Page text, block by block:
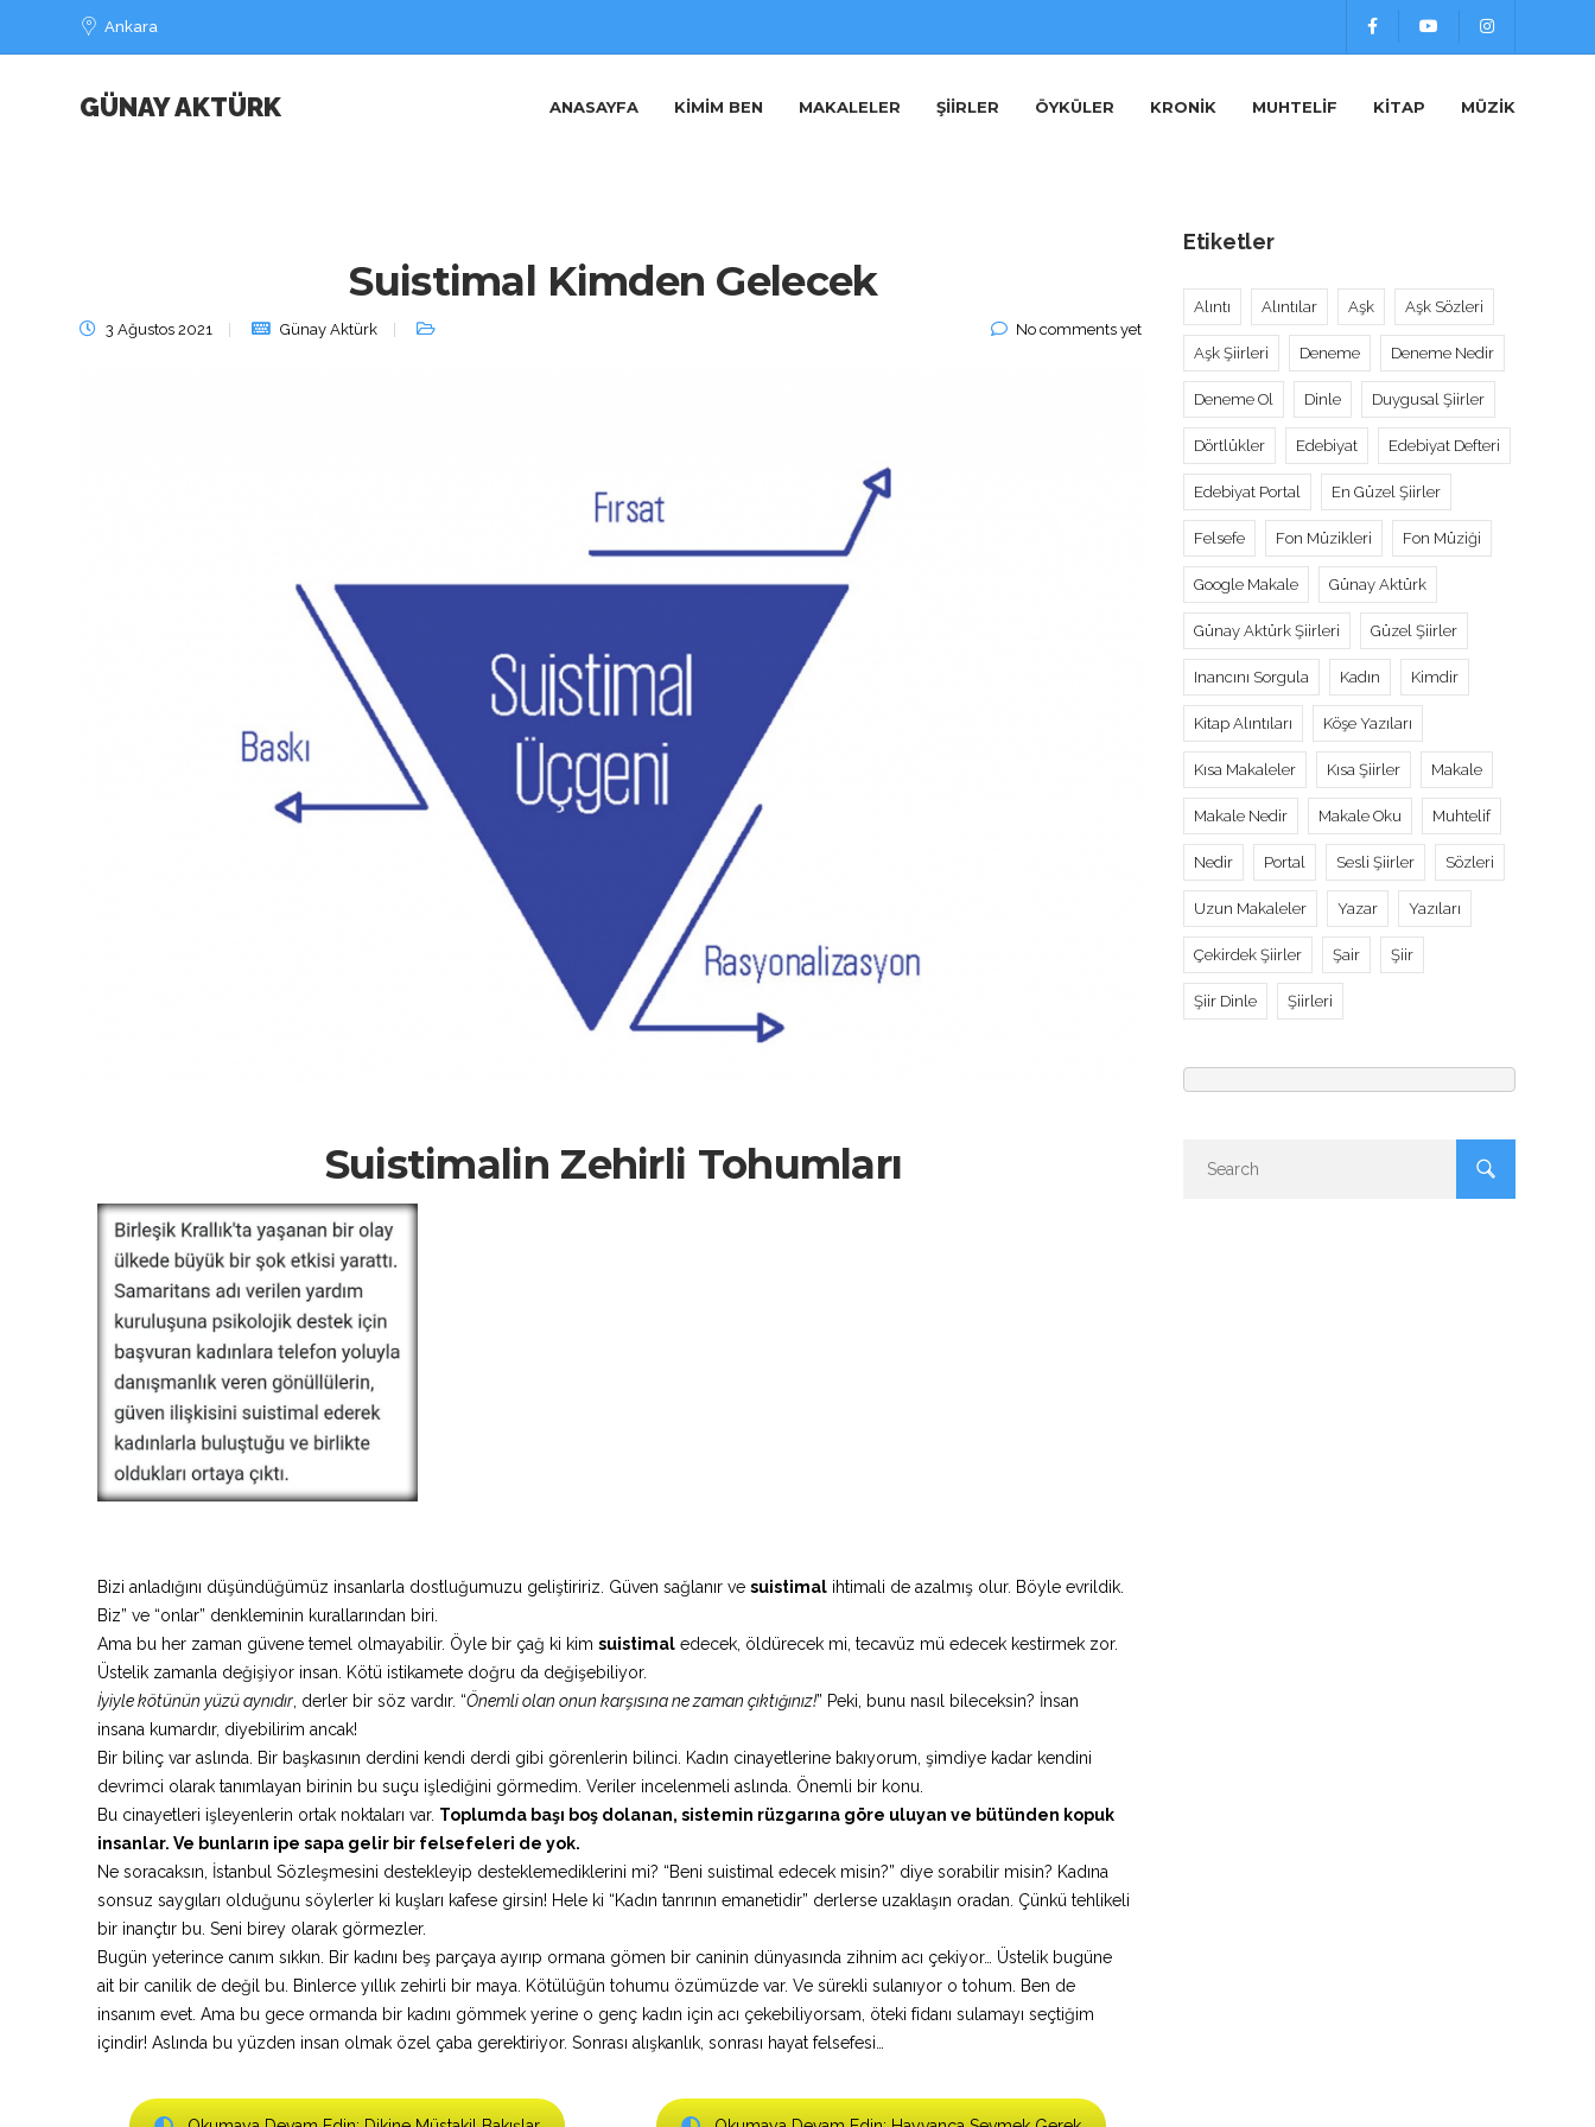
Ankara
GÜNAY AKTÜRK ANASAYFA KIMIM BEN MAKALELER ŞIIRLER ÖYKÜLER KRONIK MUHTELIF KITAP MÜZIK
Suistimal Kimden Gelecek
3 Ağustos 2021 Günay Aktürk No comments yet
Suistimalin Zehirli Tohumları
Bizi anladığını düşündüğümüz insanlarla dostluğumuzu geliştiririz. Güven sağlanır ve suistimal ihtimali de azalmış olur. Böyle evrildik.
Biz” ve “onlar” denkleminin kurallarından biri.
Ama bu her zaman güvene temel olmayabilir. Öyle bir çağ ki kim suistimal edecek, öldürecek mi, tecavüz mü edecek kestirmek zor.
Üstelik zamanla değişiyor insan. Kötü istikamete doğru da değişebiliyor.
İyiyle kötünün yüzü aynıdır , derler bir söz vardır. “Önemli olan onun karşısına ne zaman çıktığınız!” Peki, bunu nasıl bileceksin? İnsan
insana kumardır, diyebilirim ancak!
Bir bilinç var aslında. Bir başkasının derdini kendi derdi gibi görenlerin bilinci. Kadın cinayetlerine bakıyorum, şimdiye kadar kendini
devrimci olarak tanımlayan birinin bu suçu işlediğini görmedim. Veriler incelenmeli aslında. Önemli bir konu.
Bu cinayetleri işleyenlerin ortak noktaları var. Toplumda başı boş dolanan, sistemin rüzgarına göre uluyan ve bütünden kopuk
insanlar. Ve bunların ipe sapa gelir bir felsefeleri de yok.
Ne soracaksın, İstanbul Sözleşmesini destekleyip desteklemediklerini mi? “Beni suistimal edecek misin?” diye sorabilir misin? Kadına
sonsuz saygıları olduğunu söylerler ki kuşları kafese girsin! Hele ki “Kadın tanrının emanetidir” derlerse uzaklaşın oradan. Çünkü tehlikeli
bir inançtır bu. Seni birey olarak görmezler.
Bugün yeterince canım sıkkın. Bir kadını beş parçaya ayırıp ormana gömen bir caninin dünyasında zihnim acı çekiyor… Üstelik bugüne
ait bir canilik de değil bu. Binlerce yıllık zehirli bir maya. Kötülüğün tohumu özümüzde var. Ve sürekli sulanıyor o tohum. Ben de
insanım evet. Ama bu gece ormanda bir kadını gömmek yerine o genç kadın için acı çekebiliyorsam, öteki fidanı sulamayı seçtiğim
içindir! Aslında bu yüzden insan olmak özel çaba gerektiriyor. Sonrası alışkanlık, sonrası hayat felsefesi…
Etiketler
Alıntı Alıntılar Aşk Aşk Sözleri
Aşk Şiirleri Deneme Deneme Nedir
Deneme Ol Dinle Duygusal Şiirler
Dörtlükler Edebiyat Edebiyat Defteri
Edebiyat Portal En Güzel Şiirler
Felsefe Fon Müzikleri Fon Müziği
Google Makale Günay Aktürk
Günay Aktürk Şiirleri Güzel Şiirler
Inancını Sorgula Kadın Kimdir
Kitap Alıntıları Köşe Yazıları
Kısa Makaleler Kısa Şiirler Makale
Makale Nedir Makale Oku Muhtelif
Nedir Portal Sesli Şiirler Sözleri
Uzun Makaleler Yazar Yazıları
Çekirdek Şiirler Şair Şiir
Şiir Dinle Şiirleri